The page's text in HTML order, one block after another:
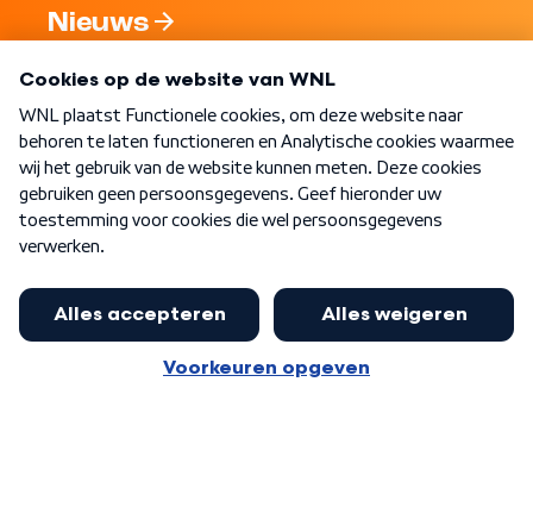
Nieuws
Nieuwsbrief
Word Lid